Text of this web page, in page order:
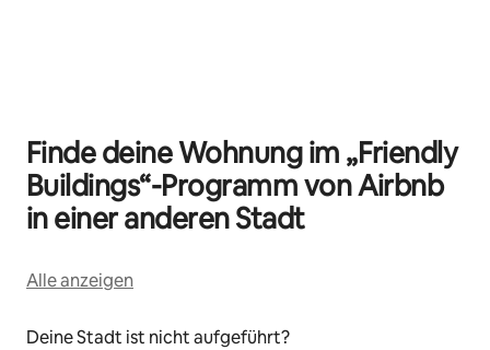
Finde deine Wohnung im „Friendly
Buildings“-Programm von Airbnb
in einer anderen Stadt
Alle anzeigen
Deine Stadt ist nicht aufgeführt?